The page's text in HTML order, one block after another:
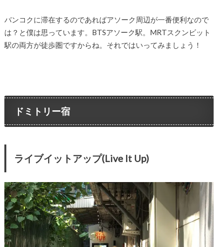
バンコクに滞在するのであればアソーク周辺が一番便利なので
は？と僕は思っています。BTSアソーク駅。MRTスクンビット
駅の両方が徒歩圏ですからね。それではいってみましょう！
ドミトリー宿
ライブイットアップ(Live It Up)